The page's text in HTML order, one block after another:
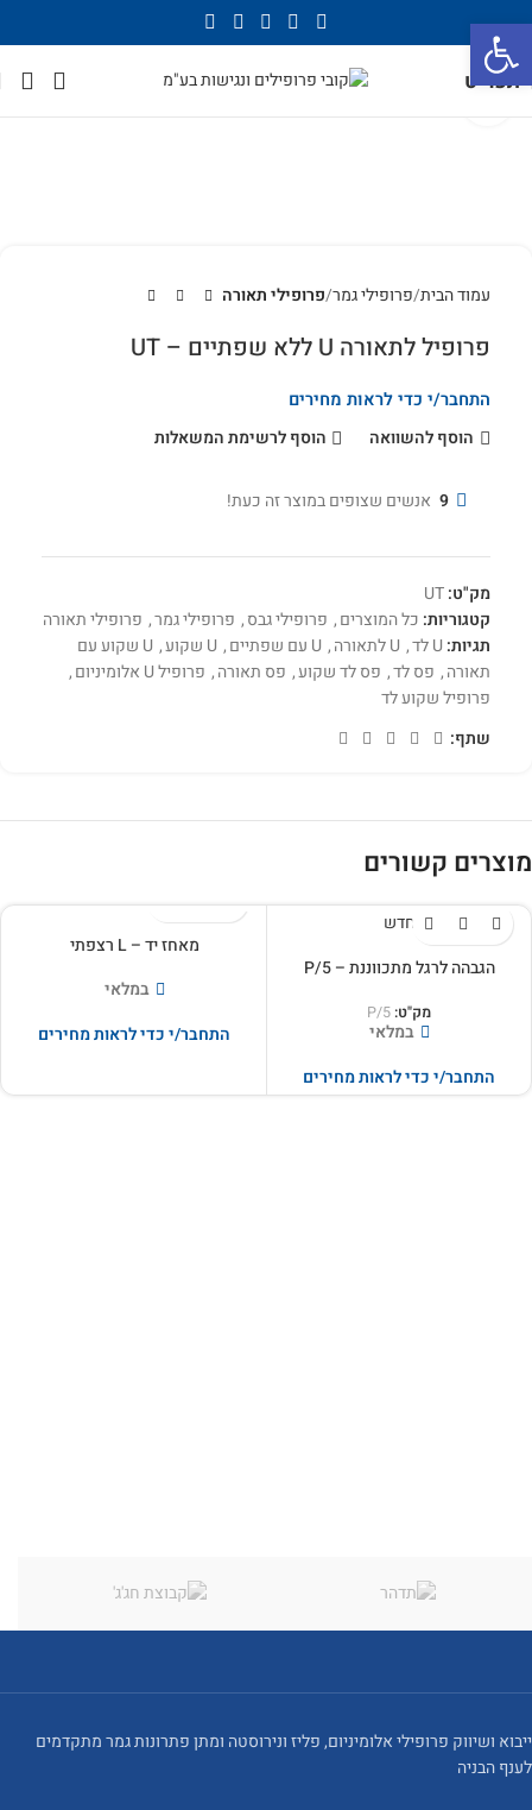
תפריט
עמוד הבית פרופילי גמר פרופילי תאורה
פרופיל לתאורה U ללא שפתיים – UT
התחבר/י כדי לראות מחירים
הוסף להשוואה
הוסף לרשימת המשאלות
9 אנשים שצופים במוצר זה כעת!
מק"ט:UT
קטגוריות: כל המוצרים, פרופילי גבס, פרופילי גמר, פרופילי תאורה
תגיות:U לד , U לתאורה , U עם שפתיים , U שקוע ,
U שקוע עם
תאורה, פס לד, פס לד שקוע, פס תאורה, פרופיל U אלומיניום
,
פרופיל שקוע לד
שתף:
מוצרים קשורים
חדש
הגבהה לרגל מתכווננת – P/5
מק"ט: P/5
במלאי
התחבר/י כדי לראות מחירים
מאחז יד – L רצפתי
במלאי
התחבר/י כדי לראות מחירים
ייבוא ושיווק פרופילי אלומיניום, פליז ונירוסטה ומתן פתרונות גמר מתקדמים
לענף הבניה
פתח סרגל נגישות